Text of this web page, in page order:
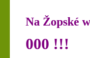
Na Žopské
000 !!!